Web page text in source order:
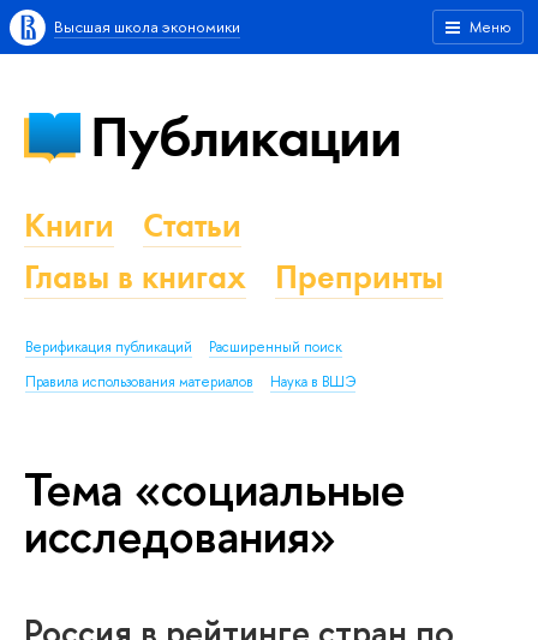
Меню
Высшая школа экономики
Публикации
Книги
Статьи
Главы в книгах
Препринты
Верификация публикаций
Расширенный поиск
Правила использования материалов
Наука в ВШЭ
Тема «социальные
исследования»